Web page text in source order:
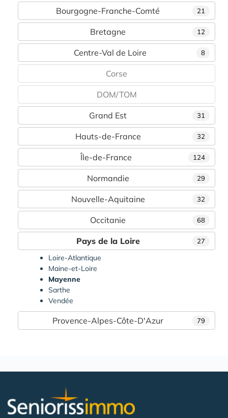
21
Bourgogne-Franche-Comté
12
Bretagne
8
Centre-Val de Loire
Corse
DOM/TOM
31
Grand Est
32
Hauts-de-France
124
Île-de-France
29
Normandie
32
Nouvelle-Aquitaine
68
Occitanie
27
Pays de la Loire
Loire-Atlantique
Maine-et-Loire
Mayenne
Sarthe
Vendée
79
Provence-Alpes-Côte-D'Azur